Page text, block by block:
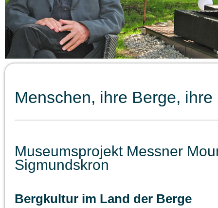
Menschen, ihre Berge,
Museumsprojekt Messner
Sigmundskron
Bergkultur im Land der Berge